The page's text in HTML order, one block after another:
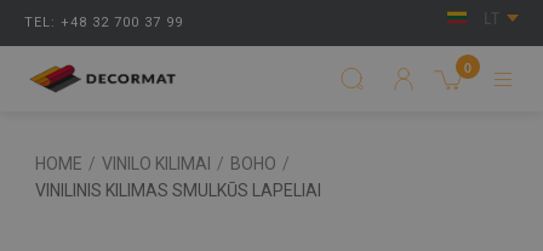
TEL: +48 32 700 37 99
0
HOME / VINILO KILIMAI / BOHO /
VINILINIS KILIMAS SMULKŪS LAPELIAI